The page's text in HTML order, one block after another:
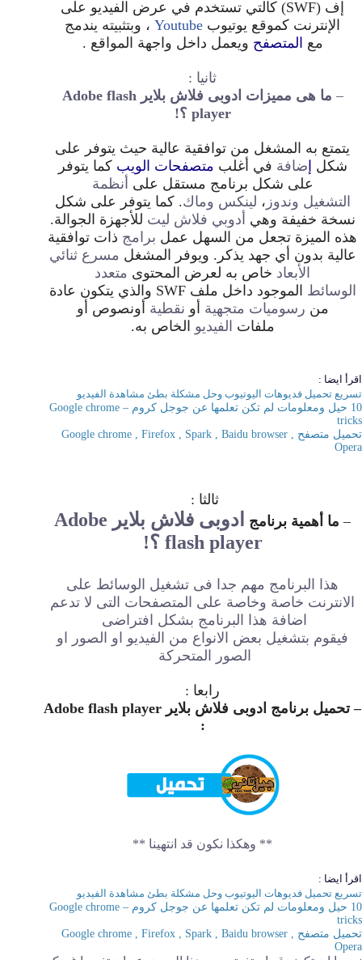
إف
(SWF) كالتي تستخدم في عرض الفيديو على
الإنترنت كموقع يوتيوب Youtube ، وبتثبيته يندمج
مع المتصفح ويعمل داخل واجهة المواقع .
ثانيا :
–
ما هى مميزات ادوبى فلاش بلاير Adobe flash
player ؟!
يتمتع به المشغل من توافقية عالية حيث يتوفر على
شكل إضافة في أغلب متصفحات الويب كما يتوفر
على شكل برنامج مستقل على أنظمة
التشغيل وندوز ، لينكس وماك. كما يتوفر على شكل
نسخة خفيفة وهي أدوبي فلاش ليت للأجهزة الجوالة.
هذه الميزة تجعل من السهل عمل برامج ذات توافقية
عالية بدون أي جهد يذكر. ويوفر المشغل مسرع ثنائي
الأبعاد خاص به لعرض المحتوى متعدد
الوسائط
الموجود داخل ملف SWF والذي يتكون عادة
من رسوميات متجهية أو نقطية أونصوص أو
ملفات الفيديو الخاص به.
اقرأ ايضا :
تسريع تحميل فديوهات اليوتيوب وحل مشكلة بطئ مشاهدة الفيديو
10 حيل ومعلومات لم تكن تعلمها عن جوجل كروم – Google chrome
tricks
تحميل متصفح Google chrome , Firefox , Spark , Baidu browser ,
Opera
ثالثا :
– ما أهمية برنامج
ادوبى فلاش بلاير Adobe
flash player ؟!
هذا البرنامج مهم جدا فى تشغيل الوسائط على
الانترنت خاصة وخاصة على المتصفحات التى لا تدعم
اضافة هذا البرنامج بشكل افتراضى
فيقوم بتشغيل بعض الانواع من الفيديو او الصور او
الصور المتحركة
رابعا :
– تحميل برنامج ادوبى فلاش بلاير Adobe flash player
:
** وهكذا نكون قد انتهينا **
اقرأ ايضا :
تسريع تحميل فديوهات اليوتيوب وحل مشكلة بطئ مشاهدة الفيديو
10 حيل ومعلومات لم تكن تعلمها عن جوجل كروم – Google chrome
tricks
تحميل متصفح Google chrome , Firefox , Spark , Baidu browser ,
Opera